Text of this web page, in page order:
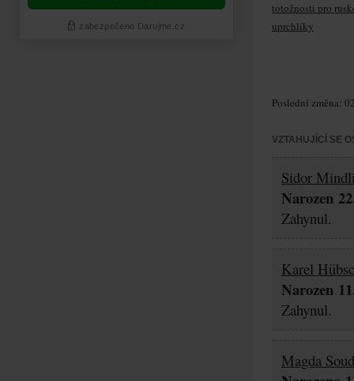
totožnosti pro
uprchlíky
Poslední změna:
VZTAHUJÍCÍ SE
Sidor
Narozen
Zahynul.
Karel
Narozen
Zahynul.
Magda